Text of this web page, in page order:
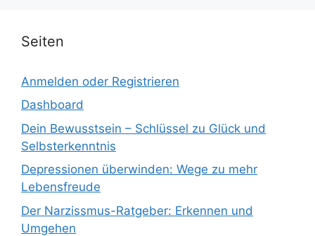
Seiten
Anmelden oder Registrieren
Dashboard
Dein Bewusstsein – Schlüssel zu Glück und
Selbsterkenntnis
Depressionen überwinden: Wege zu mehr
Lebensfreude
Der Narzissmus-Ratgeber: Erkennen und
Umgehen